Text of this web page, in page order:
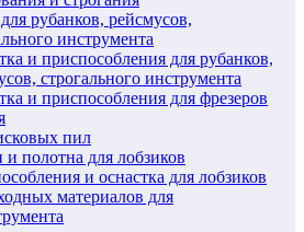
рубанков, рейсмусов,
инструмента
и приспособления для рубанков,
строгального инструмента
и приспособления для фрезеров
пил
полотна для лобзиков
и оснастка для лобзиков
материалов для